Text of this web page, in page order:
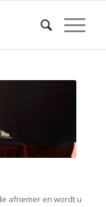
afnemer en wordt u